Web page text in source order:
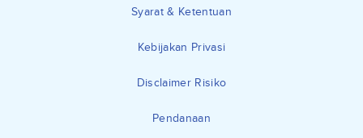
Syarat & Ketentuan
Kebijakan Privasi
Disclaimer Risiko
Pendanaan